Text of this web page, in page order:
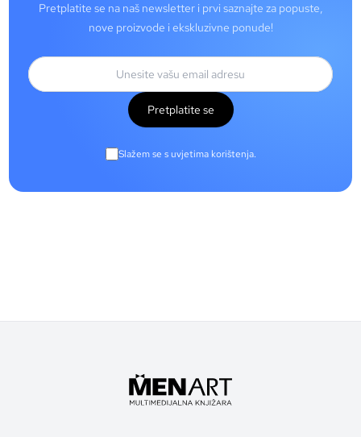
Pretplatite se na naš newsletter i prvi saznajte za popuste,
nove proizvode i ekskluzivne ponude!
Pretplatite se
Slažem se s uvjetima korištenja.